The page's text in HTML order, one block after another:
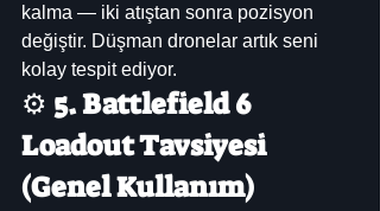
kalma — iki atıştan sonra pozisyon
değiştir. Düşman dronelar artık seni
kolay tespit ediyor.
⚙️ 5. Battlefield 6
Loadout Tavsiyesi
(Genel Kullanım)